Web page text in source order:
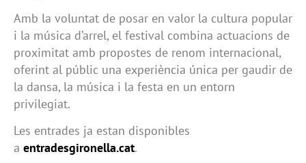
Amb la voluntat de posar en valor la cultura popular
i la música d’arrel, el festival combina actuacions de
proximitat amb propostes de renom internacional,
oferint al públic una experiència única per gaudir de
la dansa, la música i la festa en un entorn
privilegiat.
Les entrades ja estan disponibles
a entradesgironella.cat.